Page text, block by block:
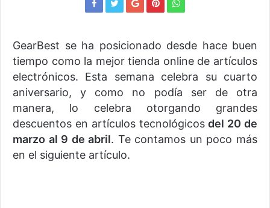
GearBest se ha posicionado desde hace buen
tiempo como la mejor tienda online de artículos
electrónicos. Esta semana celebra su cuarto
aniversario, y como no podía ser de otra
manera, lo celebra otorgando grandes
descuentos en artículos tecnológicosdel 20 de
marzo al 9 de abril. Te contamos un poco más
en el siguiente artículo.